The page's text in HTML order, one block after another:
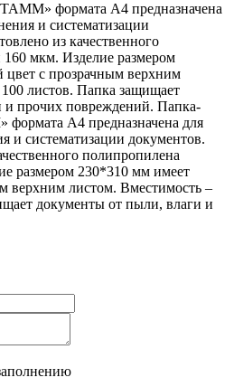
формата А4 предназначена
и систематизации
из качественного
мкм. Изделие размером
с прозрачным верхним
листов. Папка защищает
и прочих повреждений. Папка-
А4 предназначена для
и систематизации документов.
полипропилена
размером 230*310 мм имеет
верхним листом. Вместимость –
документы от пыли, влаги и